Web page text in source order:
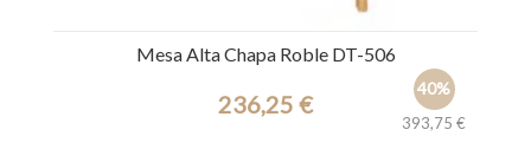
Mesa Alta Chapa Roble DT-506
40%
393,75 €
236,25 €